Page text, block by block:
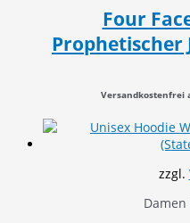
Four
Prophetischer
Versandkostenfrei
zzgl.